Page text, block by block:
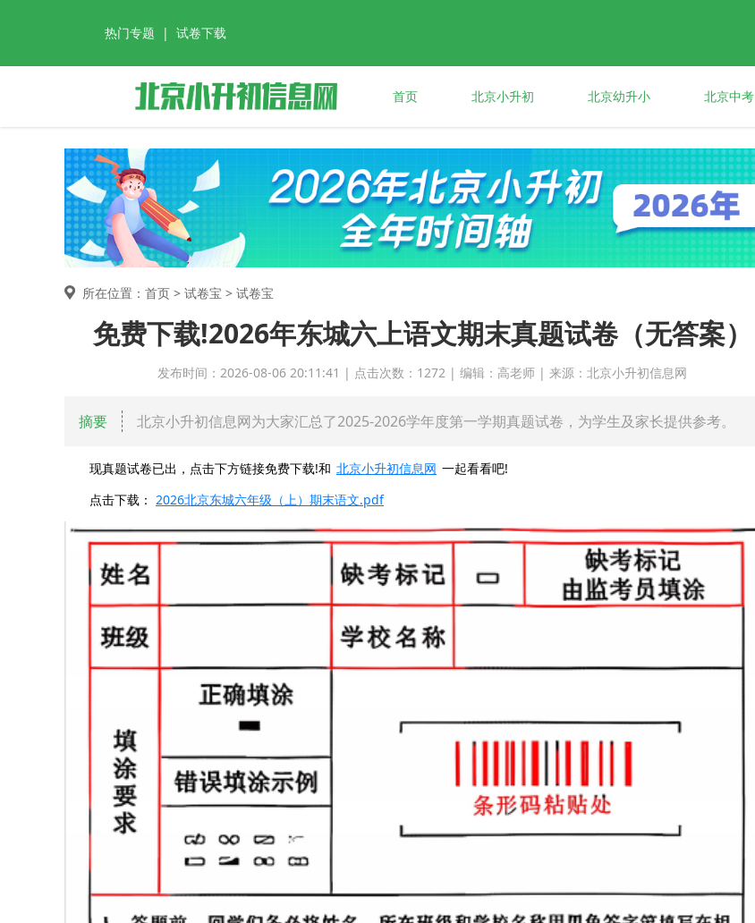
热门专题 | 试卷下载
首页 北京小升初 北京幼升小 北京中考
所在位置：首页 > 试卷宝 > 试卷宝
免费下载!2026年东城六上语文期末真题试卷（无答案）
发布时间：2026-08-06 20:11:41 | 点击次数：1272 | 编辑：高老师 | 来源：北京小升初信息网
摘要 北京小升初信息网为大家汇总了2025-2026学年度第一学期真题试卷，为学生及家长提供参考。
现真题试卷已出，点击下方链接免费下载!和 北京小升初信息网 一起看看吧!
点击下载： 2026北京东城六年级（上）期末语文.pdf